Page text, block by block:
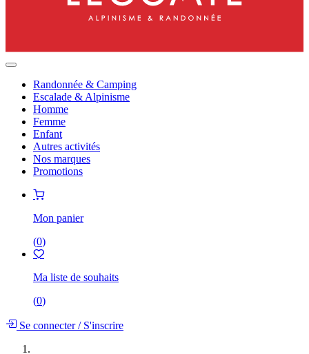
Randonnée & Camping
Escalade & Alpinisme
Homme
Femme
Enfant
Autres activités
Nos marques
Promotions
Mon panier
(0)
Ma liste de souhaits
(0)
Se connecter/S'inscrire